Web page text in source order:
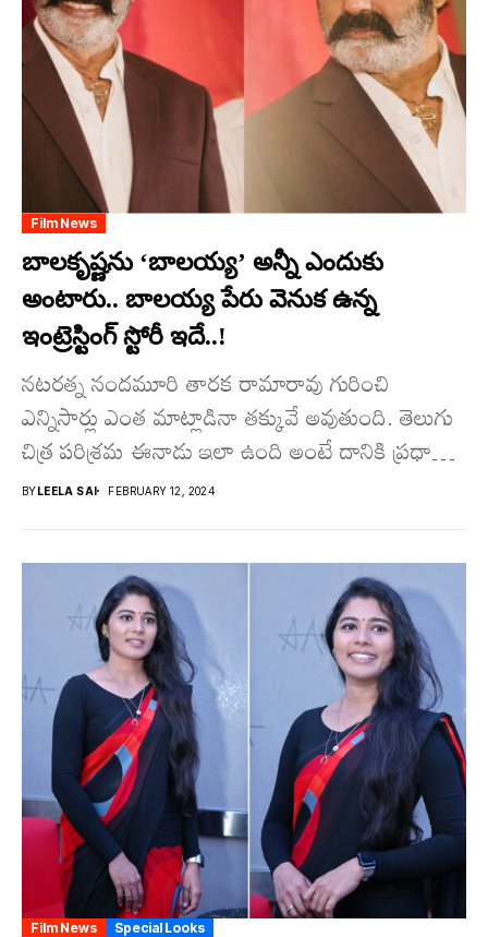
Film News
బాలకృష్ణను ‘బాలయ్య’ అన్నీ ఎందుకు
అంటారు.. బాల‌య్య పేరు వెనుక‌ ఉన్న
ఇంట్రెస్టింగ్ స్టోరీ ఇదే..!
నటరత్న నందమూరి తారక రామారావు గురించి
ఎన్నిసార్లు ఎంత మాట్లాడినా తక్కువే అవుతుంది. తెలుగు
చిత్ర పరిశ్రమ ఈనాడు ఇలా ఉంది అంటే దానికి ప్రధాన
కారణం నటరత్న ఎన్టీఆర్. ఆయన...
BYLEELA SAI FEBRUARY 12, 2024
Film News Special Looks